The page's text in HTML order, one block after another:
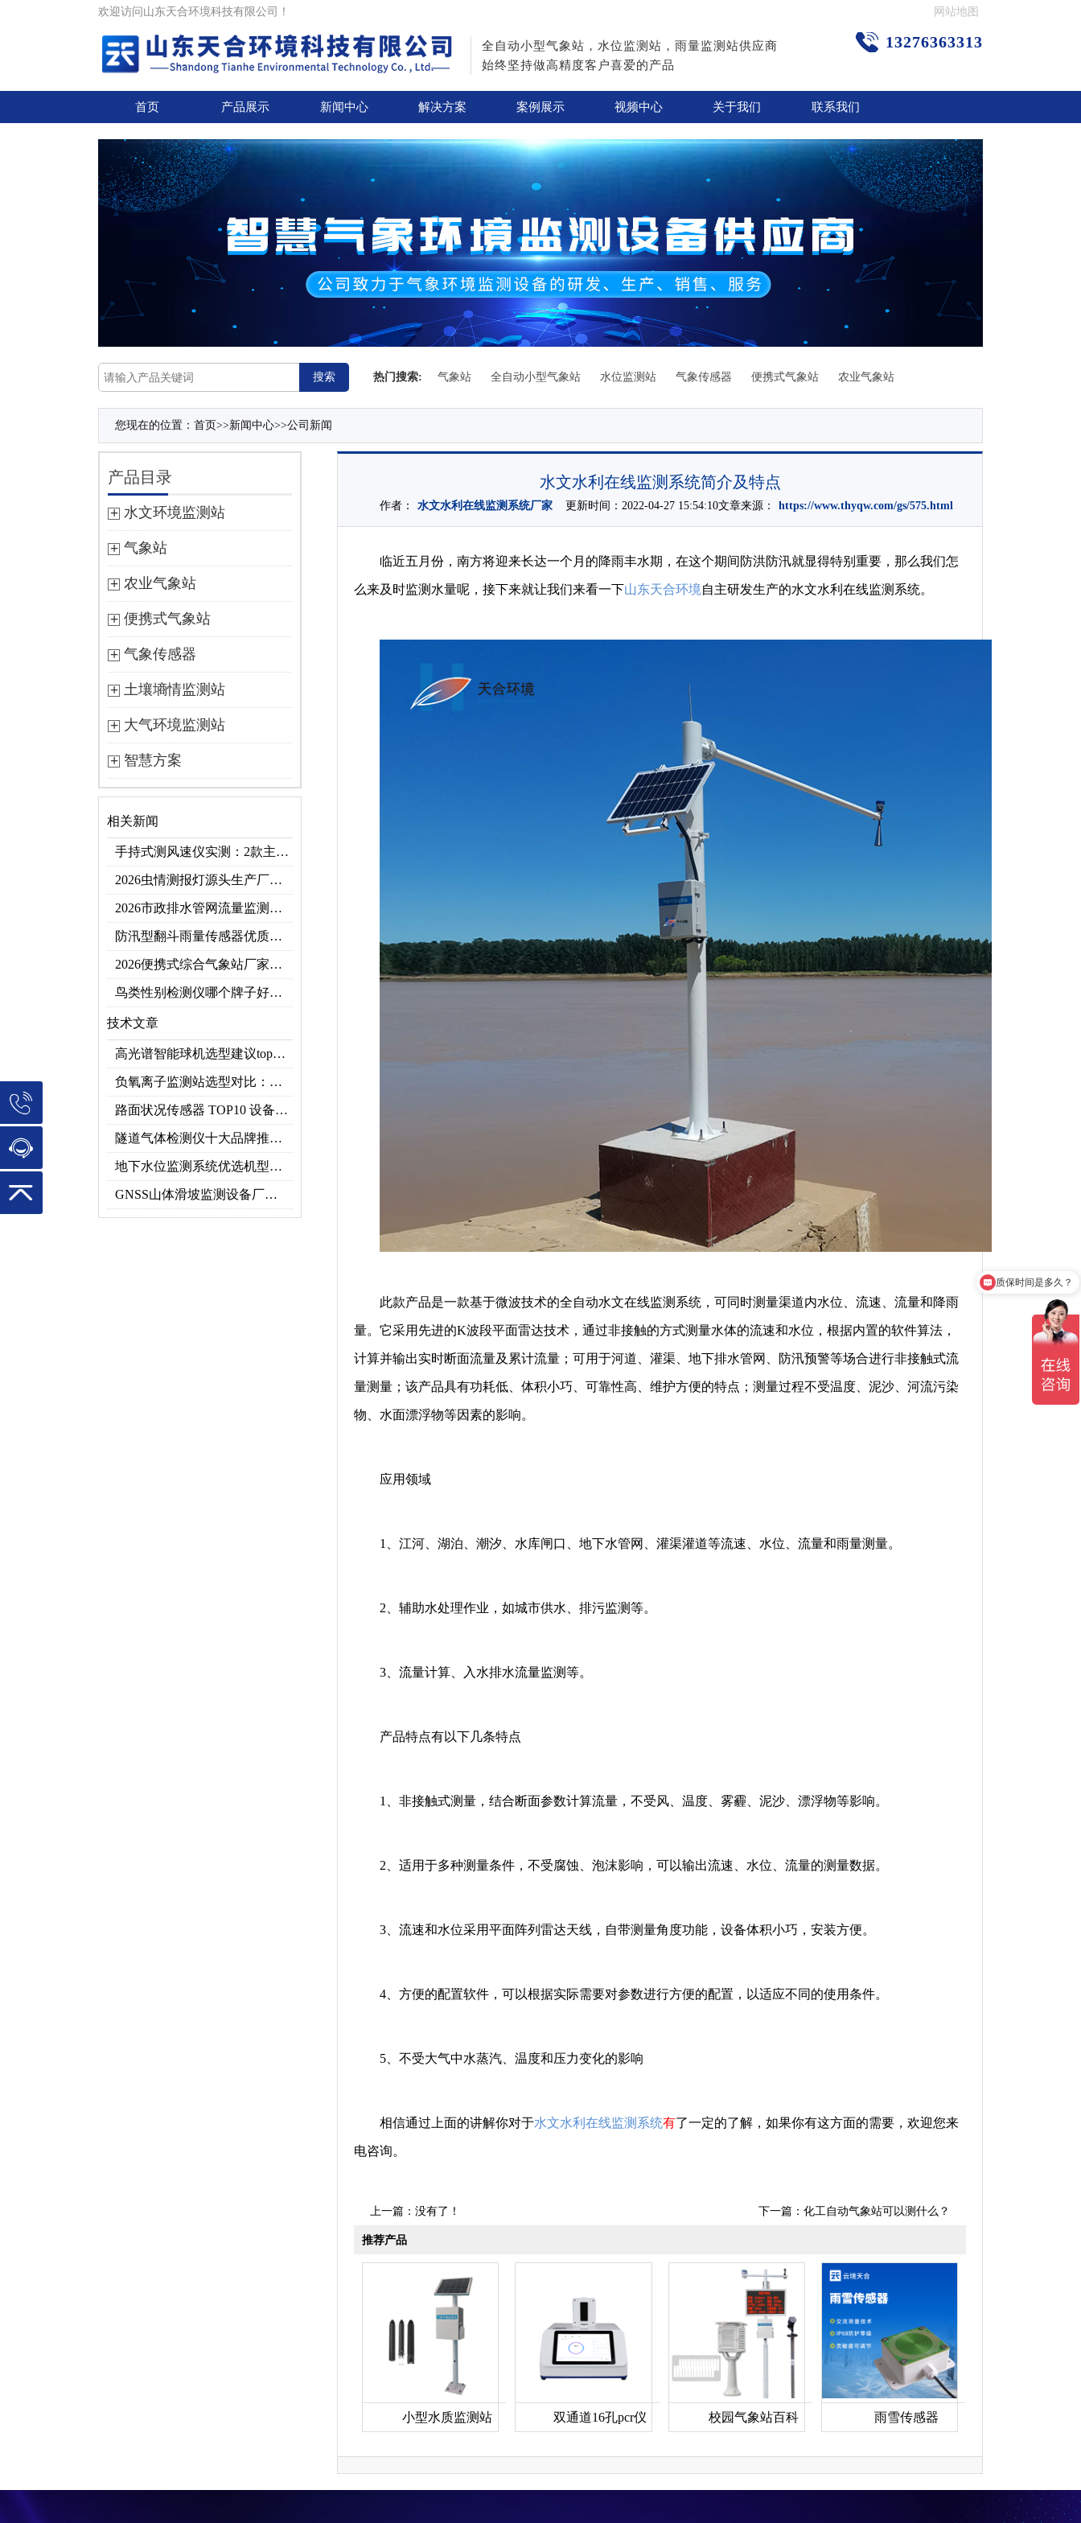
欢迎访问山东天合环境科技有限公司！ 网站地图
全自动小型气象站，水位监测站，雨量监测站供应商
始终坚持做高精度客户喜爱的产品
13276363313
首页 产品展示 新闻中心 解决方案 案例展示 视频中心 关于我们 联系我们
热门搜索: 气象站 全自动小型气象站 水位监测站 气象传感器 便携式气象站 农业气象站
您现在的位置： 首页>>新闻中心>>公司新闻
产品目录
水文环境监测站
气象站
农业气象站
便携式气象站
气象传感器
土壤墒情监测站
大气环境监测站
智慧方案
相关新闻
手持式测风速仪实测：2款主流型号参数对比+3类应用场景
2026虫情测报灯源头生产厂家优选推荐：云境天合
2026市政排水管网流量监测系统top10推荐榜：高精度+多维度监测管网环境
防汛型翻斗雨量传感器优质厂家 TOP5 榜首
2026便携式综合气象站厂家排行！应急临时建站首选双品牌
鸟类性别检测仪哪个牌子好？2026禽类性别快速鉴别设备品牌推荐
技术文章
高光谱智能球机选型建议top推荐（附参数表）
负氧离子监测站选型对比：云境天合 TH-FZ5 与天蔚 TW-FZ4 推荐
路面状况传感器 TOP10 设备推荐榜单
隧道气体检测仪十大品牌推荐榜单（2026行业TOP10）
地下水位监测系统优选机型：TH-DSW2深井地下水智能在线监测解决方案
GNSS山体滑坡监测设备厂家实力排行｜2026地质灾害监测优选
水文水利在线监测系统简介及特点
作者： 水文水利在线监测系统厂家 更新时间：2022-04-27 15:54:10文章来源： https://www.thyqw.com/gs/575.html
临近五月份，南方将迎来长达一个月的降雨丰水期，在这个期间防洪防汛就显得特别重要，那么我们怎
么来及时监测水量呢，接下来就让我们来看一下山东天合环境自主研发生产的水文水利在线监测系统。
此款产品是一款基于微波技术的全自动水文在线监测系统，可同时测量渠道内水位、流速、流量和降雨
量。它采用先进的K波段平面雷达技术，通过非接触的方式测量水体的流速和水位，根据内置的软件算法，
计算并输出实时断面流量及累计流量；可用于河道、灌渠、地下排水管网、防汛预警等场合进行非接触式流
量测量；该产品具有功耗低、体积小巧、可靠性高、维护方便的特点；测量过程不受温度、泥沙、河流污染
物、水面漂浮物等因素的影响。
应用领域
1、江河、湖泊、潮汐、水库闸口、地下水管网、灌渠灌道等流速、水位、流量和雨量测量。
2、辅助水处理作业，如城市供水、排污监测等。
3、流量计算、入水排水流量监测等。
产品特点有以下几条特点
1、非接触式测量，结合断面参数计算流量，不受风、温度、雾霾、泥沙、漂浮物等影响。
2、适用于多种测量条件，不受腐蚀、泡沫影响，可以输出流速、水位、流量的测量数据。
3、流速和水位采用平面阵列雷达天线，自带测量角度功能，设备体积小巧，安装方便。
4、方便的配置软件，可以根据实际需要对参数进行方便的配置，以适应不同的使用条件。
5、不受大气中水蒸汽、温度和压力变化的影响
相信通过上面的讲解你对于水文水利在线监测系统有了一定的了解，如果你有这方面的需要，欢迎您来
电咨询。
上一篇：没有了！ 下一篇： 化工自动气象站可以测什么？
推荐产品
小型水质监测站 双通道16孔pcr仪 校园气象站百科 雨雪传感器
质保时间是多久？